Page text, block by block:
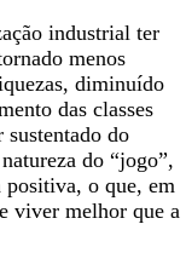
industrial ter
menos
diminuído
das classes
do
do “jogo”,
positiva, o que, em
viver melhor que a